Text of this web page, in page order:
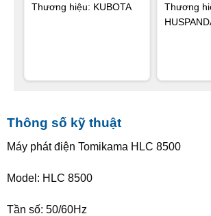
Thương hiệu: KUBOTA
Thương
Thông số kỹ thuật
Máy phát điện Tomikama HLC 8500
Model: HLC 8500
Tần số: 50/60Hz